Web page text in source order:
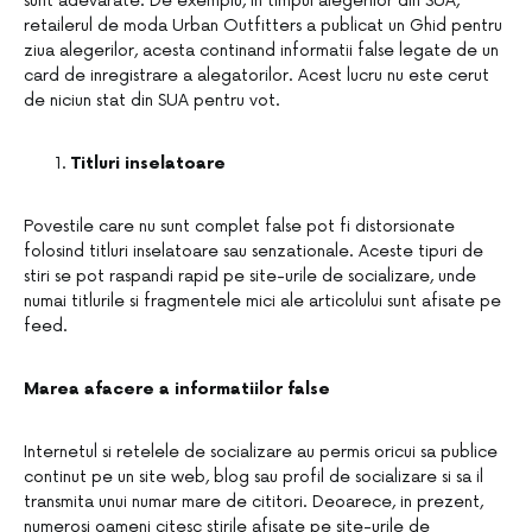
retailerul de moda Urban Outfitters a publicat un Ghid pentru
ziua alegerilor, acesta continand informatii false legate de un
card de inregistrare a alegatorilor. Acest lucru nu este cerut
de niciun stat din SUA pentru vot.
Titluri inselatoare
Povestile care nu sunt complet false pot fi distorsionate
folosind titluri inselatoare sau senzationale. Aceste tipuri de
stiri se pot raspandi rapid pe site-urile de socializare, unde
numai titlurile si fragmentele mici ale articolului sunt afisate pe
feed.
Marea afacere a informatiilor false
Internetul si retelele de socializare au permis oricui sa publice
continut pe un site web, blog sau profil de socializare si sa il
transmita unui numar mare de cititori. Deoarece, in prezent,
numerosi oameni citesc stirile afisate pe site-urile de